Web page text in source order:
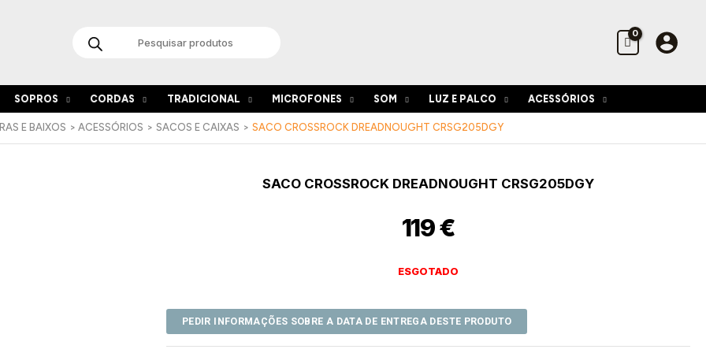
search
SOPROS CORDAS TRADICIONAL MICROFONES SOM LUZ E PALCO ACESSÓRIOS
E BAIXOS ACESSÓRIOS SACOS E CAIXAS SACO CROSSROCK DREADNOUGHT CRSG205DGY
SACO CROSSROCK DREADNOUGHT CRSG205DGY
119€
ESGOTADO